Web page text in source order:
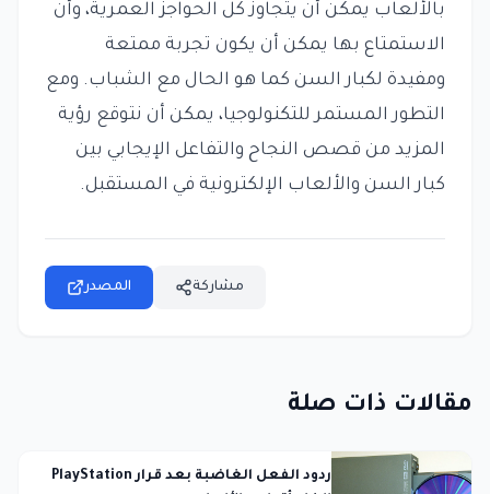
بالألعاب يمكن أن يتجاوز كل الحواجز العمرية، وأن
الاستمتاع بها يمكن أن يكون تجربة ممتعة
ومفيدة لكبار السن كما هو الحال مع الشباب. ومع
التطور المستمر للتكنولوجيا، يمكن أن نتوقع رؤية
المزيد من قصص النجاح والتفاعل الإيجابي بين
كبار السن والألعاب الإلكترونية في المستقبل.
المصدر مشاركة
مقالات ذات صلة
ردود الفعل الغاضبة بعد قرار PlayStation